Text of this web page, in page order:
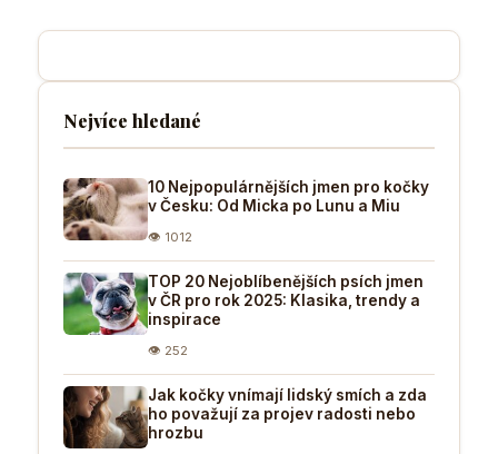
Nejvíce hledané
10 Nejpopulárnějších jmen pro kočky
v Česku: Od Micka po Lunu a Miu
👁 1012
TOP 20 Nejoblíbenějších psích jmen
v ČR pro rok 2025: Klasika, trendy a
inspirace
👁 252
Jak kočky vnímají lidský smích a zda
ho považují za projev radosti nebo
hrozbu